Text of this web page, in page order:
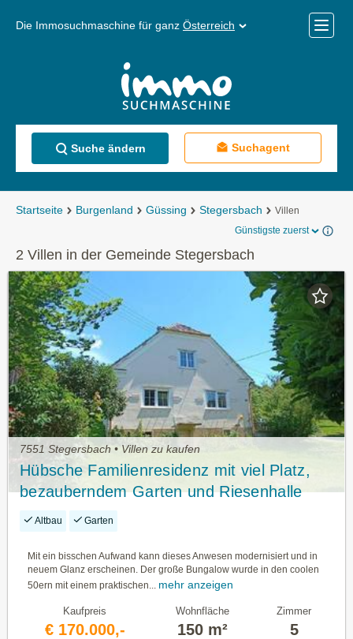
Die Immosuchmaschine für ganz Österreich
Menü
Suche ändern Suchagent
Startseite Burgenland Güssing Stegersbach
Villen
Günstigste zuerst
2 Villen in der Gemeinde Stegersbach
7551 Stegersbach • Villen zu kaufen
Hübsche Familienresidenz mit viel Platz,
bezauberndem Garten und Riesenhalle
Altbau Garten
Mit ein bisschen Aufwand kann dieses Anwesen modernisiert und in
neuem Glanz erscheinen. Der große Bungalow wurde in den coolen
50ern mit einem praktischen...
mehr anzeigen
Kaufpreis
€ 170.000,-
Wohnfläche
150 m²
Zimmer
5